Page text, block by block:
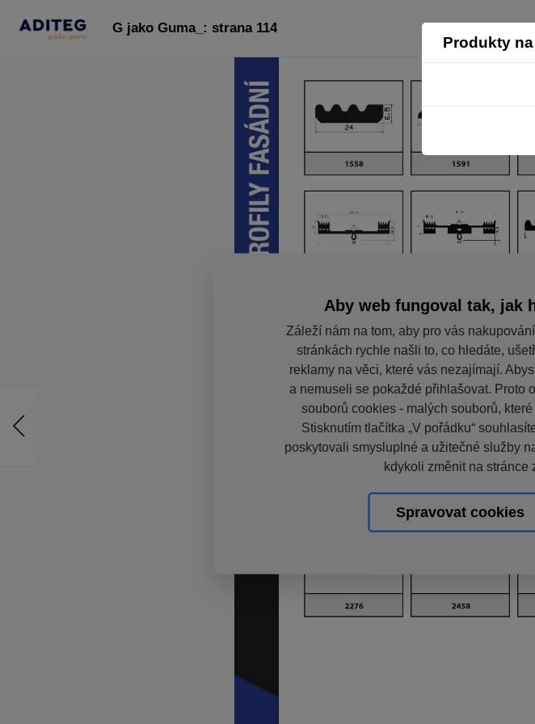
Produkty
G jako Guma_: strana 114
Aby web fungoval tak, jak
Záleží nám na tom, aby pro vás
stránkách rychle našli to, co hledáte,
reklamy na věci, které vás nezajímají.
a nemuseli se pokaždé přihlašovat. Proto
souborů cookies - malých souborů,
Stisknutím tlačítka „V pořádku“
poskytovali smysluplné a užitečné služby
kdykoli změnit na
Spravovat cookies